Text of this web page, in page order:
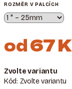
ROZMĚR V PALCÍCH
od67
cena:
Zvolte variantu
Kód: Zvolte variantu